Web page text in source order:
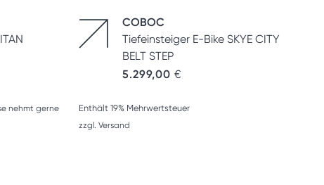
nehmt gerne
COBOC
Tiefeinsteiger E-Bike SKYE CITY
BELT STEP
5.299,00 €
Enthält 19% Mehrwertsteuer
zzgl. Versand